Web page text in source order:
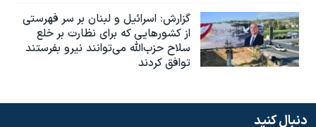
گزارش‌: اسرائيل و لبنان بر سر فهرستی
از کشورهایی که برای نظارت بر خلع
سلاح حزب‌الله می‌توانند نیرو بفرستند
توافق کردند
دنبال کنید